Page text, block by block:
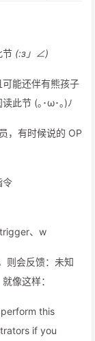
节 (:з」∠)
能还伴有熊孩子
此节 (｡･ω･｡)ﾉ
，有时候说的 OP
令
、w
则会反馈：未知
像这样：
this
if you